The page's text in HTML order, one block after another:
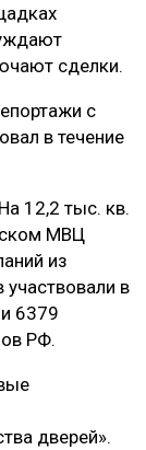
сделки.
с
в течение
12,2 тыс. кв.
МВЦ
из
участвовали в
6379
РФ.
дверей».